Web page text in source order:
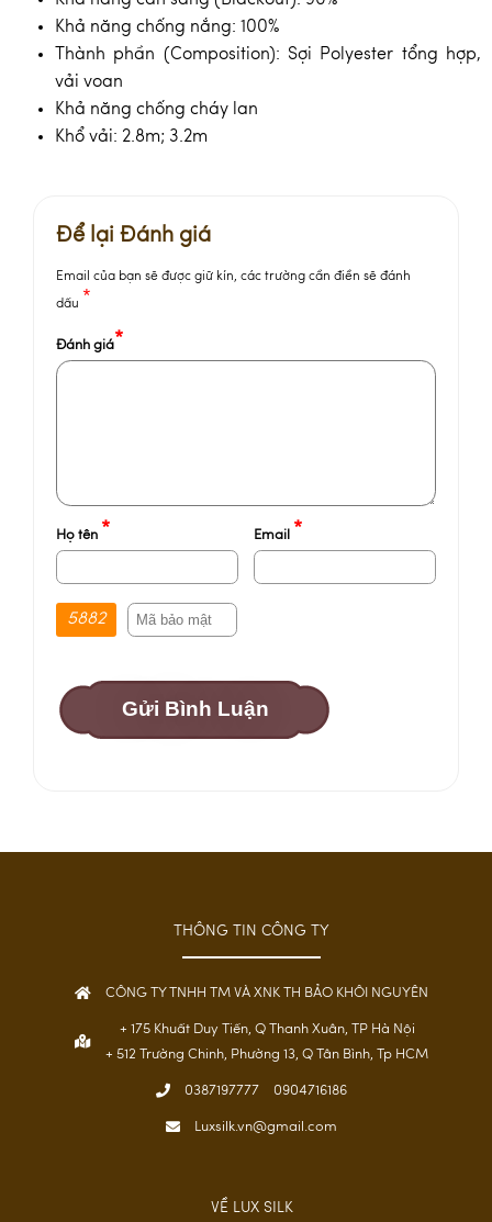
Khả năng chống nắng: 100%
Thành phần (Composition): Sợi Polyester tổng hợp,
vải voan
Khả năng chống cháy lan
Khổ vải: 2.8m; 3.2m
Để lại Đánh giá
Email của bạn sẽ được giữ kín, các trường cần điền sẽ đánh
dấu *
Đánh giá*
Họ tên * Email *
5882
Gửi Bình Luận
THÔNG TIN CÔNG TY
CÔNG TY TNHH TM VÀ XNK TH BẢO KHÔI NGUYÊN
+ 175 Khuất Duy Tiến, Q Thanh Xuân, TP Hà Nội
+ 512 Trường Chinh, Phường 13, Q Tân Bình, Tp HCM
0387197777 0904716186
Luxsilk.vn@gmail.com
VỀ LUX SILK